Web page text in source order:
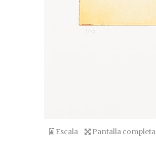
Escala Pantalla completa